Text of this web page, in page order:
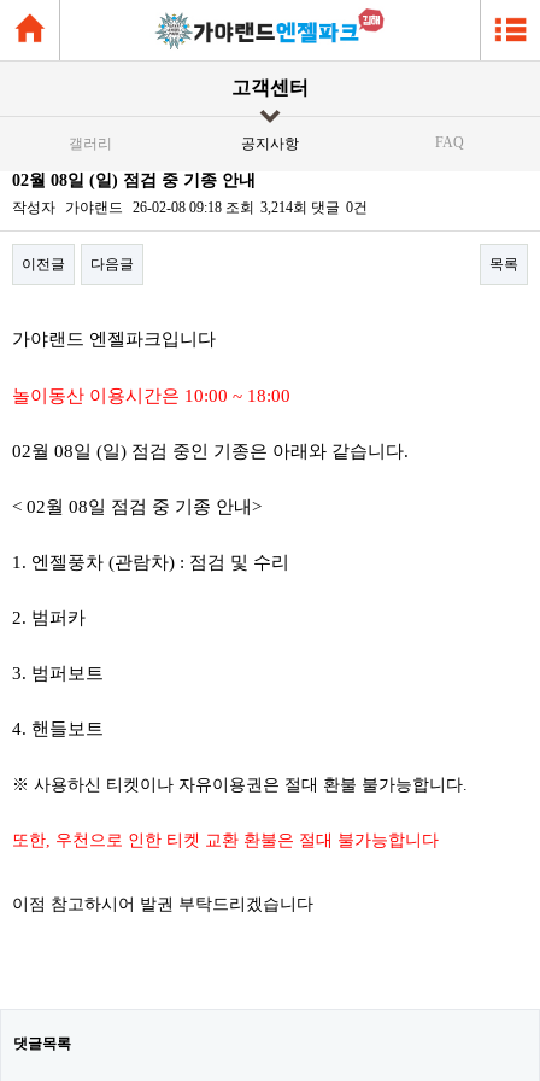
고객센터
갤러리 공지사항 FAQ
02월 08일 (일) 점검 중 기종 안내
작성자 가야랜드 26-02-08 09:18 조회 3,214회 댓글 0건
이전글 다음글 목록
가야랜드 엔젤파크입니다
놀이동산 이용시간은 10:00 ~ 18:00
02월 08일 (일) 점검 중인 기종은 아래와 같습니다.
< 02월 08일 점검 중 기종 안내>
1. 엔젤풍차 (관람차) : 점검 및 수리
2. 범퍼카
3. 범퍼보트
4. 핸들보트
※ 사용하신 티켓이나 자유이용권은 절대 환불 불가능합니다.
또한, 우천으로 인한 티켓 교환 환불은 절대 불가능합니다
이점 참고하시어 발권 부탁드리겠습니다
댓글목록